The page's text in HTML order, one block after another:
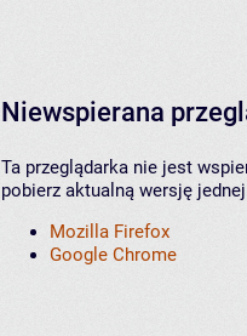
Niewspierana
Ta przeglądarka nie jest
pobierz aktualną wersję
Mozilla Firefox
Google Chrome